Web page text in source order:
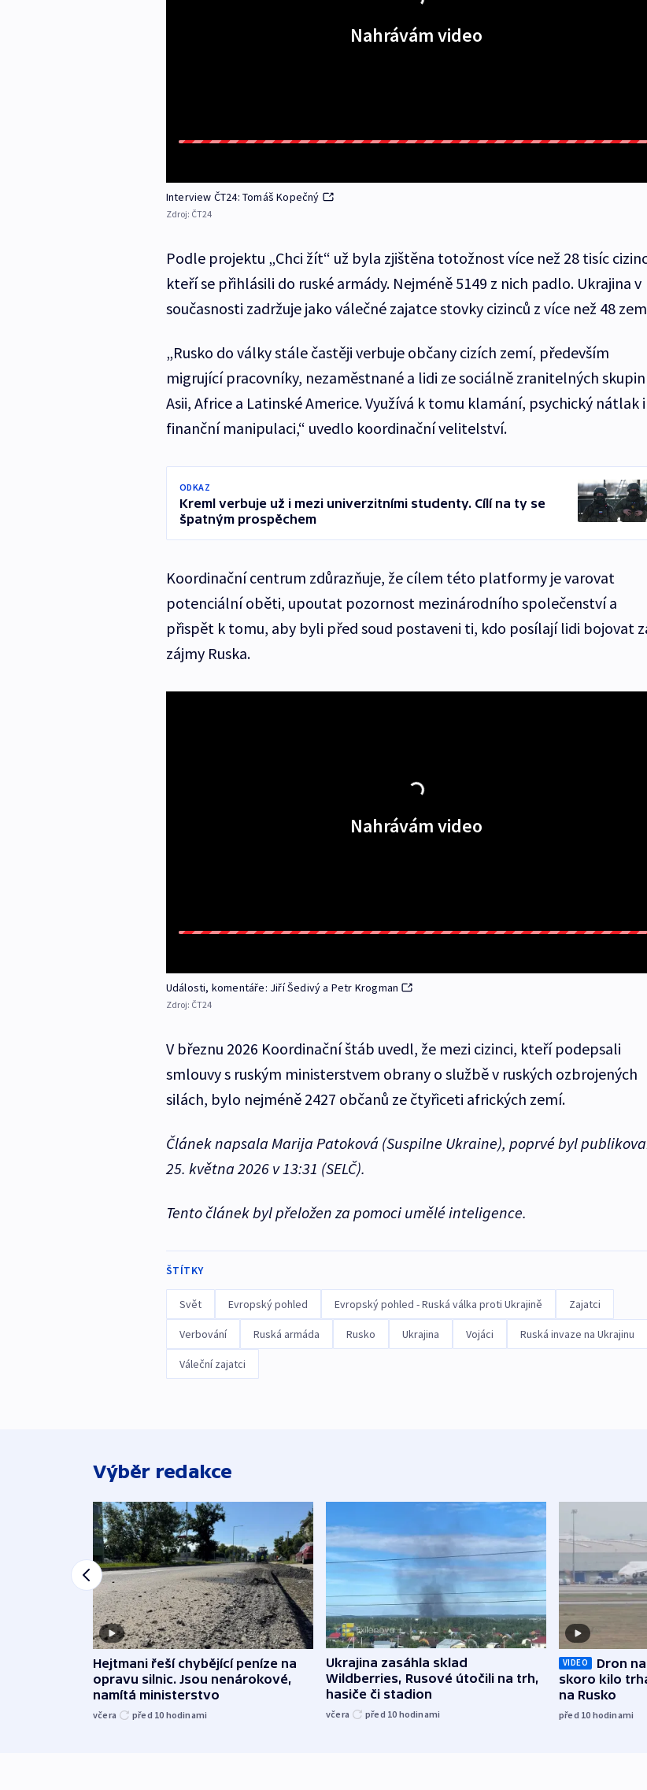
Nahrávám video
Interview ČT24: Tomáš Kopečný
Zdroj: ČT24
Podle projektu „Chci žít“ už byla zjištěna totožnost více než 28 tisíc
kteří se přihlásili do ruské armády. Nejméně 5149 z nich padlo. Ukrajina v
současnosti zadržuje jako válečné zajatce stovky cizinců z více než 48
„Rusko do války stále častěji verbuje občany cizích zemí, především
migrující pracovníky, nezaměstnané a lidi ze sociálně zranitelných
Asii, Africe a Latinské Americe. Využívá k tomu klamání, psychický nátlak i
finanční manipulaci,“ uvedlo koordinační velitelství.
ODKAZ
Kreml verbuje už i mezi univerzitními studenty. Cílí na ty se
špatným prospěchem
Koordinační centrum zdůrazňuje, že cílem této platformy je varovat
potenciální oběti, upoutat pozornost mezinárodního společenství a
přispět k tomu, aby byli před soud postaveni ti, kdo posílají lidi bojovat
zájmy Ruska.
Nahrávám video
Události, komentáře: Jiří Šedivý a Petr Krogman
Zdroj: ČT24
V březnu 2026 Koordinační štáb uvedl, že mezi cizinci, kteří podepsali
smlouvy s ruským ministerstvem obrany o službě v ruských ozbrojených
silách, bylo nejméně 2427 občanů ze čtyřiceti afrických zemí.
Článek napsala Marija Patoková (Suspilne Ukraine), poprvé byl
25. května 2026 v 13:31 (SELČ).
Tento článek byl přeložen za pomoci umělé inteligence.
ŠTÍTKY
Svět Evropský pohled Evropský pohled - Ruská válka proti Ukrajině Zajatci
Verbování Ruská armáda Rusko Ukrajina Vojáci Ruská invaze na Ukrajinu
Váleční zajatci
Výběr redakce
Hejtmani řeší chybějící peníze na
opravu silnic. Jsou nenárokové,
namítá ministerstvo
včera před 10 hodinami
Ukrajina zasáhla sklad
Wildberries, Rusové útočili na trh,
hasiče či stadion
včera před 10 hodinami
VIDEO
Dron
skoro kilo
na Rusko
před 10 hodinami